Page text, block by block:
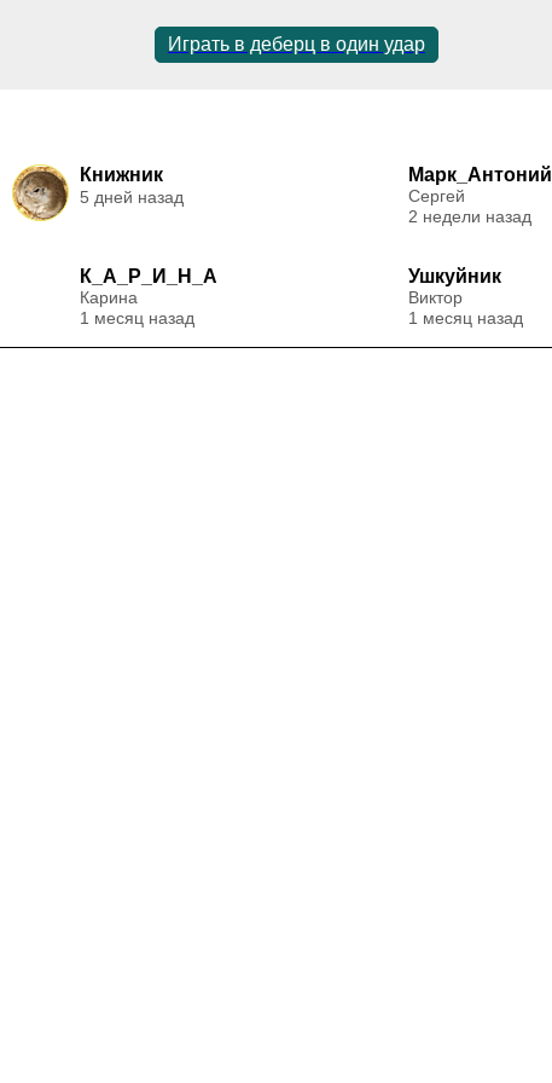
Играть в деберц в один удар
Книжник
5 дней назад
Марк_Антоний
Сергей
2 недели назад
К_А_Р_И_Н_А
Карина
1 месяц назад
Ушкуйник
Виктор
1 месяц назад